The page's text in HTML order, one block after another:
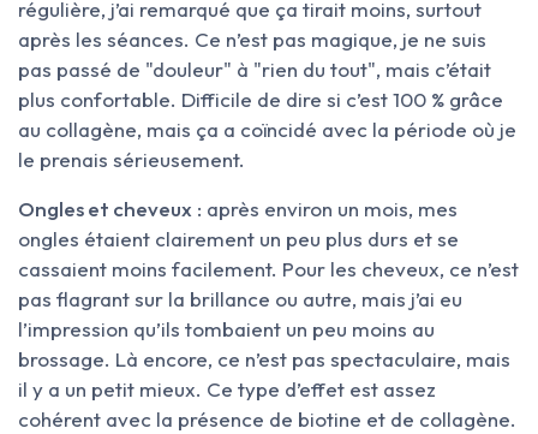
régulière, j’ai remarqué que ça tirait moins, surtout
après les séances. Ce n’est pas magique, je ne suis
pas passé de "douleur" à "rien du tout", mais c’était
plus confortable. Difficile de dire si c’est 100 % grâce
au collagène, mais ça a coïncidé avec la période où je
le prenais sérieusement.
Ongles et cheveux : après environ un mois, mes
ongles étaient clairement un peu plus durs et se
cassaient moins facilement. Pour les cheveux, ce n’est
pas flagrant sur la brillance ou autre, mais j’ai eu
l’impression qu’ils tombaient un peu moins au
brossage. Là encore, ce n’est pas spectaculaire, mais
il y a un petit mieux. Ce type d’effet est assez
cohérent avec la présence de biotine et de collagène.